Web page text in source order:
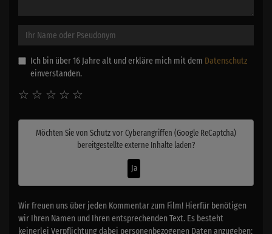
Ich bin über 16 Jahre alt und erkläre mich mit dem Datenschutz
einverstanden.
☆
☆
☆
☆
☆
Möchten Sie von Schutz vor Cyberangriffen (Google ReCaptcha)
bereitgestellte externe Inhalte laden?
Ja
Wir freuen uns über jeden Kommentar zum Film! Hierfür benötigen
wir Ihren Namen und Ihren entsprechenden Text. Es besteht
keinerlei Verpflichtung dabei personenbezogenen Daten anzugeben: